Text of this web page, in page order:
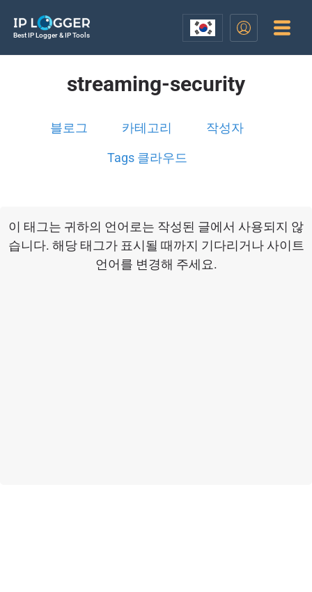
Best IP Logger & IP Tools
streaming-security
블로그 카테고리 작성자
Tags 클라우드